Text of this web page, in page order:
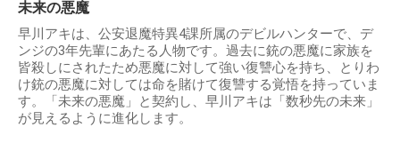
未来の悪魔
早川アキは、公安退魔特異4課所属のデビルハンターで、デ
ンジの3年先輩にあたる人物です。過去に銃の悪魔に家族を
皆殺しにされたため悪魔に対して強い復讐心を持ち、とりわ
け銃の悪魔に対しては命を賭けて復讐する覚悟を持っていま
す。「未来の悪魔」と契約し、早川アキは「数秒先の未来」
が見えるように進化します。